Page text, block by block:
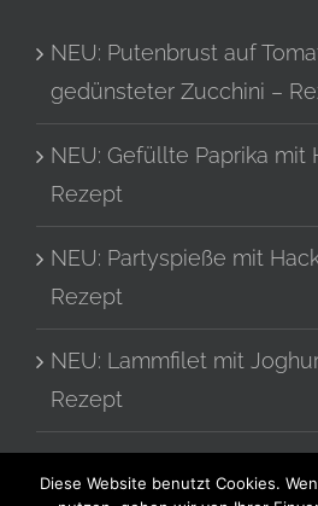
NEU: Putenbrust auf
gedünsteter Zucchini –
NEU: Gefüllte Paprika mit
Rezept
NEU: Partyspieße mit
Rezept
NEU: Lammfilet mit
Rezept
Diese Website benutzt Cookies.